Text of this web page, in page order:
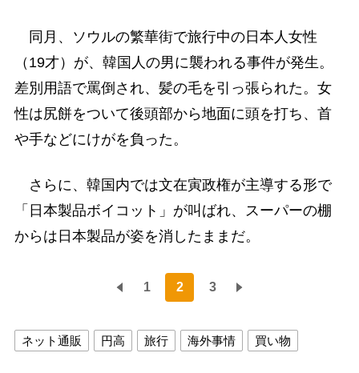
同月、ソウルの繁華街で旅行中の日本人女性
（19才）が、韓国人の男に襲われる事件が発生。
差別用語で罵倒され、髪の毛を引っ張られた。女
性は尻餅をついて後頭部から地面に頭を打ち、首
や手などにけがを負った。
さらに、韓国内では文在寅政権が主導する形で
「日本製品ボイコット」が叫ばれ、スーパーの棚
からは日本製品が姿を消したままだ。
1 2 3
ネット通販 円高 旅行 海外事情 買い物